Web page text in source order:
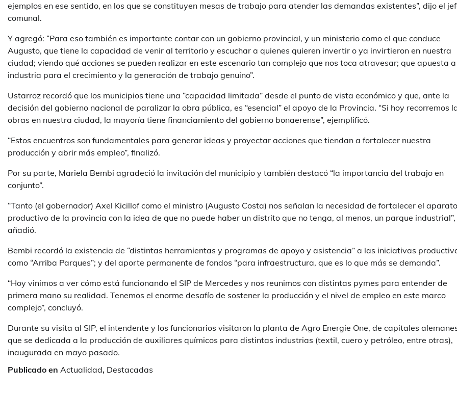
ejemplos en ese sentido, en los que se constituyen mesas de trabajo para atender las demandas existentes”, dijo el
comunal.
Y agregó: “Para eso también es importante contar con un gobierno provincial, y un ministerio como el que conduce
Augusto, que tiene la capacidad de venir al territorio y escuchar a quienes quieren invertir o ya invirtieron en nuestra
ciudad; viendo qué acciones se pueden realizar en este escenario tan complejo que nos toca atravesar; que apuesta
industria para el crecimiento y la generación de trabajo genuino”.
Ustarroz recordó que los municipios tiene una “capacidad limitada” desde el punto de vista económico y que, ante la
decisión del gobierno nacional de paralizar la obra pública, es “esencial” el apoyo de la Provincia. “Si hoy recorremos
obras en nuestra ciudad, la mayoría tiene financiamiento del gobierno bonaerense”, ejemplificó.
“Estos encuentros son fundamentales para generar ideas y proyectar acciones que tiendan a fortalecer nuestra
producción y abrir más empleo”, finalizó.
Por su parte, Mariela Bembi agradeció la invitación del municipio y también destacó “la importancia del trabajo en
conjunto”.
“Tanto (el gobernador) Axel Kicillof como el ministro (Augusto Costa) nos señalan la necesidad de fortalecer el aparato
productivo de la provincia con la idea de que no puede haber un distrito que no tenga, al menos, un parque industrial”,
añadió.
Bembi recordó la existencia de “distintas herramientas y programas de apoyo y asistencia” a las iniciativas
como “Arriba Parques”; y del aporte permanente de fondos “para infraestructura, que es lo que más se demanda”.
“Hoy vinimos a ver cómo está funcionando el SIP de Mercedes y nos reunimos con distintas pymes para entender de
primera mano su realidad. Tenemos el enorme desafío de sostener la producción y el nivel de empleo en este marco
complejo”, concluyó.
Durante su visita al SIP, el intendente y los funcionarios visitaron la planta de Agro Energie One, de capitales
que se dedicada a la producción de auxiliares químicos para distintas industrias (textil, cuero y petróleo, entre otras),
inaugurada en mayo pasado.
Publicado en Actualidad, Destacadas